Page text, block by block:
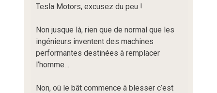
Tesla Motors, excusez du peu !
Non jusque là, rien que de normal que les
ingénieurs inventent des machines
performantes destinées à remplacer
l’homme…
Non, où le bât commence à blesser c’est